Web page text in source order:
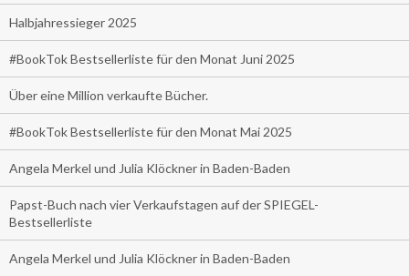
Halbjahressieger 2025
#BookTok Bestsellerliste für den Monat Juni 2025
Über eine Million verkaufte Bücher.
#BookTok Bestsellerliste für den Monat Mai 2025
Angela Merkel und Julia Klöckner in Baden-Baden
Papst-Buch nach vier Verkaufstagen auf der SPIEGEL-
Bestsellerliste
Angela Merkel und Julia Klöckner in Baden-Baden